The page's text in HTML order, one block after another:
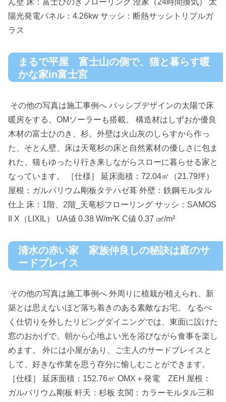
ん壁 床：富士ひのきフローリング 澄家（24時間換気） 太
陽光発電パネル：4.26kw サッシ：断熱サッシトリプルガ
ラス
まるで平屋 富士山の側で、猫と暮らす暖
かな家in富士宮
その他の写真は施工事例へ パッシブデザインの太陽で床
暖房をする、OMソーラーも搭載。 構造材はしずおか優良
木材の富士ひのき、杉。外壁は火山灰のしらすから作っ
た、そとん壁、床は天竜杉の床と自然素材の優しさに包ま
れた、猫もゆったり行き来しながらスローに暮らせる家と
なっています。 ［仕様］ 延床面積：72.04㎡（21.79坪）
屋根：ガルバリウム剛板タテハゼ葺 外壁：鉄鋼モルタル
仕上 床：1階、2階_天竜杉フローリング サッシ：SAMOS
II X（LIXIL） UA値 0.38 W/m²K C値 0.37 ㎠/m²
清水の赤い家 家族仲良しの秘訣は庭のサ
ードプレイス
その他の写真は施工事例へ 外周りに植栽が植えられ、新
築とは思えないほど落ち着きのある素敵なお宅。 なるべ
く仕切りを外したリビングダイニングでは、東面に設けた
窓のおかげで、朝から心地よい光を浴びながら食事を楽し
めます。 外には小屋があり、ご主人のサードプレイスと
して、好きな作業を思う存分に愉しむことができます。
［仕様］ 延床面積：152.76㎡ OMX＋発電 ZEH 屋根：
ガルバリウム剛板 軒天：杉板 玄関：カラーモルタル三和